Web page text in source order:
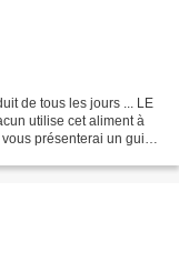
de tous les jours ... LE
utilise cet aliment à
présenterai un guide